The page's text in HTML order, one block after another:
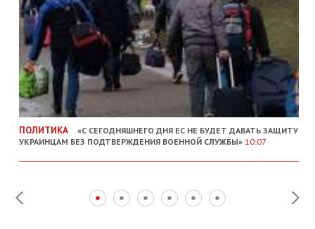
ПОЛИТИКА
«С СЕГОДНЯШНЕГО ДНЯ ЕС НЕ БУДЕТ ДАВАТЬ ЗАЩИТУ
УКРАИНЦАМ БЕЗ ПОДТВЕРЖДЕНИЯ ВОЕННОЙ СЛУЖБЫ» 10:07